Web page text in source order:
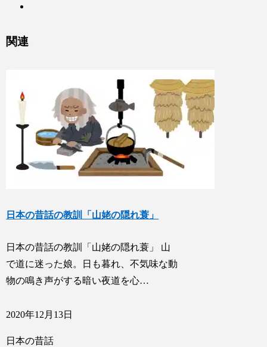
関連
日本の昔話の教訓「山姥の隠れ蓑」
日本の昔話の教訓「山姥の隠れ蓑」 山
で道に迷った娘。日も暮れ、不気味な動
物の鳴き声がする暗い夜道を心…
2020年12月13日
日本の昔話